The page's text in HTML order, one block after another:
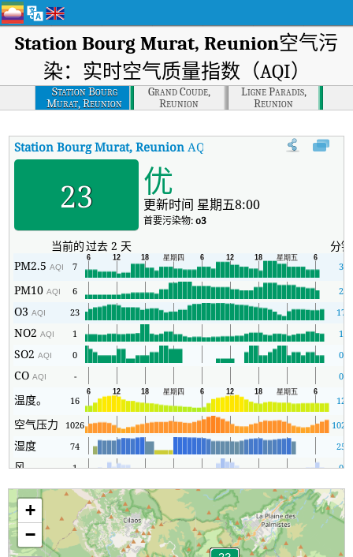
Station Bourg Murat, Reunion空气污
染：实时空气质量指数（AQI）
Station Bourg
Murat, Reunion
Grand Coude,
Reunion
Ligne Paradis,
Reunion
Station Bourg Murat, Reunion AQI Station Bourg Murat,
23 优
更新时间 星期五8:00
首要污染物:o3
当前的过去 2 天
分钟
PM2.5AQI 7 3
PM10AQI 6 2
O3AQI 23 17
NO2AQI 1 1
SO2AQI 0 0
COAQI - 0
温度。 16 12
空气压力 1026 1023
湿度 74 25
风 1 0
+
−